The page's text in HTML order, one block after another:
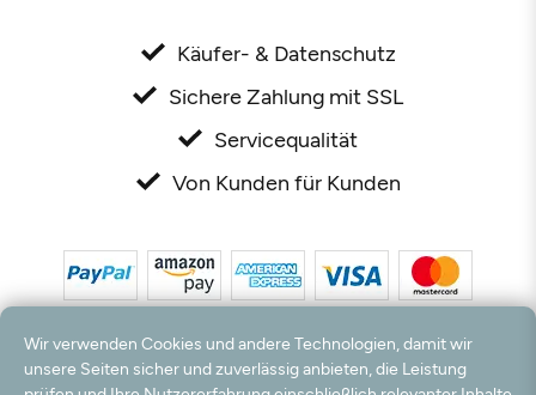
Käufer- & Datenschutz
Sichere Zahlung mit SSL
Servicequalität
Von Kunden für Kunden
Wir verwenden Cookies und andere Technologien, damit wir
unsere Seiten sicher und zuverlässig anbieten, die Leistung